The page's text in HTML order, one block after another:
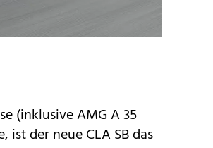
(inklusiveAMG A 35
, ist der neue CLA SB das